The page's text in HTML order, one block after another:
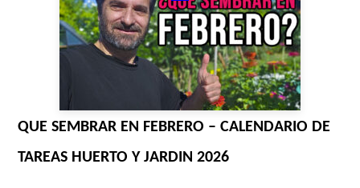
QUE SEMBRAR EN FEBRERO – CALENDARIO DE
TAREAS HUERTO Y JARDIN 2026